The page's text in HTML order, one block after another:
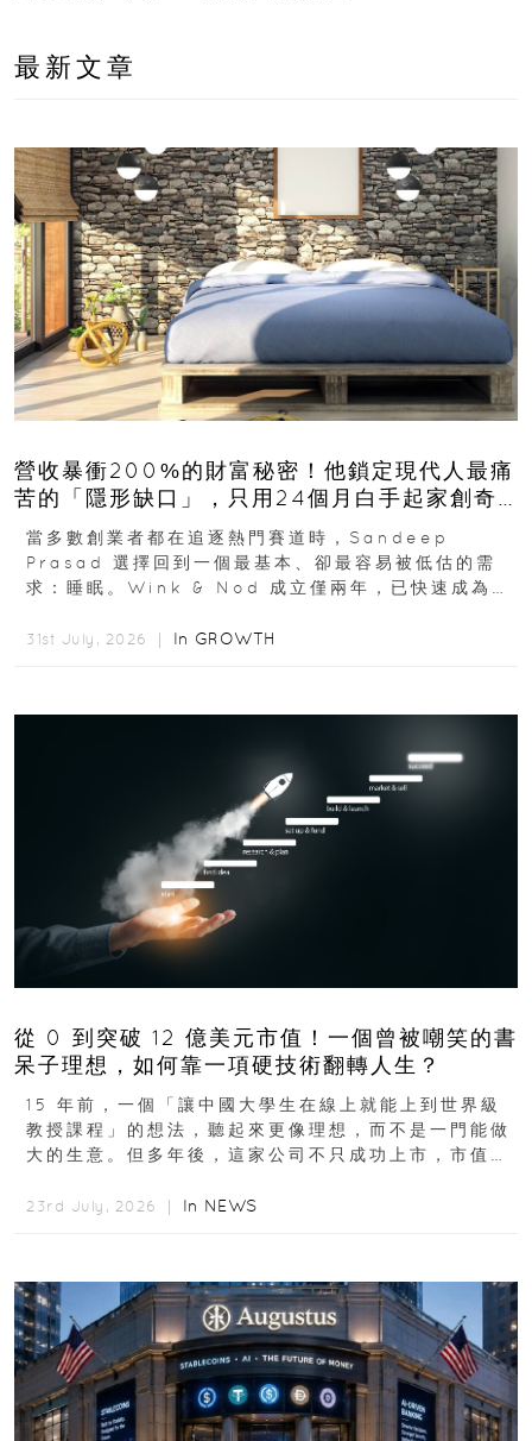
最新文章
營收暴衝200%的財富秘密！他鎖定現代人最痛
苦的「隱形缺口」，只用24個月白手起家創奇
蹟
當多數創業者都在追逐熱門賽道時，Sandeep
Prasad 選擇回到一個最基本、卻最容易被低估的需
求：睡眠。Wink & Nod 成立僅兩年，已快速成為印
31st July, 2026 ｜ In GROWTH
從 0 到突破 12 億美元市值！一個曾被嘲笑的書
呆子理想，如何靠一項硬技術翻轉人生？
15 年前，一個「讓中國大學生在線上就能上到世界級
教授課程」的想法，聽起來更像理想，而不是一門能做
大的生意。但多年後，這家公司不只成功上市，市值更
23rd July, 2026 ｜ In NEWS